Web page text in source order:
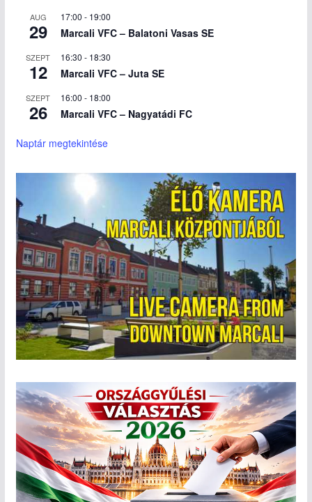
AUG
29
17:00 - 19:00
Marcali VFC – Balatoni Vasas SE
SZEPT
12
16:30 - 18:30
Marcali VFC – Juta SE
SZEPT
26
16:00 - 18:00
Marcali VFC – Nagyatádi FC
Naptár megtekintése